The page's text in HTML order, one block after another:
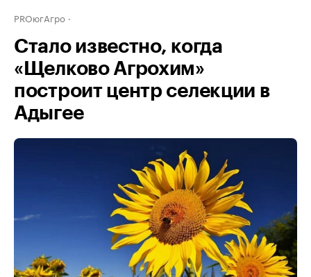
PROюгАгро
Стало известно, когда
«Щелково Агрохим»
построит центр селекции в
Адыгее